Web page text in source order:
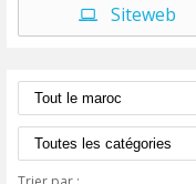
Siteweb